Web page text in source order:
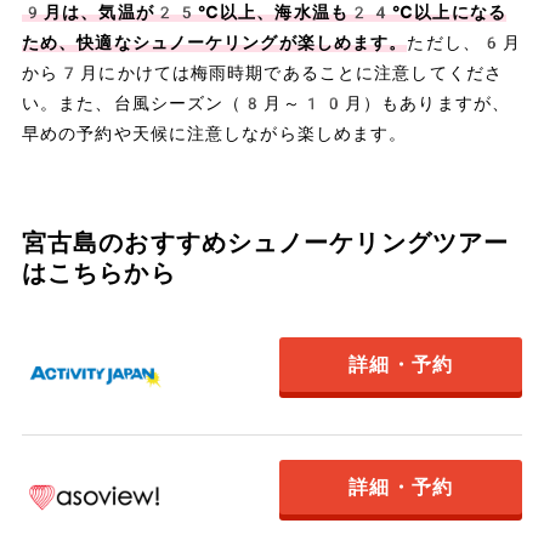
9月は、気温が25℃以上、海水温も24℃以上になる
ため、快適なシュノーケリングが楽しめます。ただし、6月
から7月にかけては梅雨時期であることに注意してくださ
い。また、台風シーズン（8月～10月）もありますが、
早めの予約や天候に注意しながら楽しめます。
宮古島のおすすめシュノーケリングツアー
はこちらから
詳細・予約
詳細・予約